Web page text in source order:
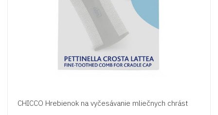
CHICCO Hrebienok na vyčesávanie mliečnych chrást